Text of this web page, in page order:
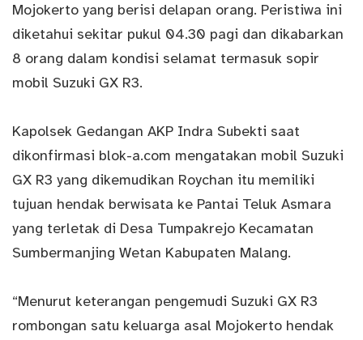
Mojokerto yang berisi delapan orang. Peristiwa ini
diketahui sekitar pukul 04.30 pagi dan dikabarkan
8 orang dalam kondisi selamat termasuk sopir
mobil Suzuki GX R3.
Kapolsek Gedangan AKP Indra Subekti saat
dikonfirmasi blok-a.com mengatakan mobil Suzuki
GX R3 yang dikemudikan Roychan itu memiliki
tujuan hendak berwisata ke Pantai Teluk Asmara
yang terletak di Desa Tumpakrejo Kecamatan
Sumbermanjing Wetan Kabupaten Malang.
“Menurut keterangan pengemudi Suzuki GX R3
rombongan satu keluarga asal Mojokerto hendak